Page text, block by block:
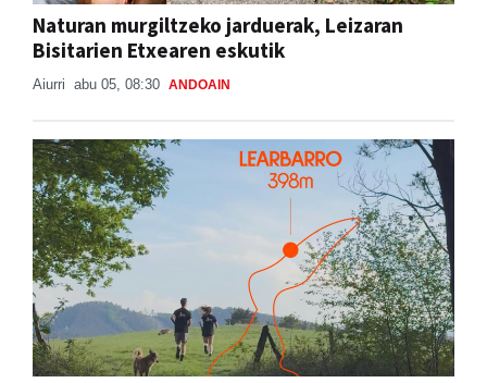
Naturan murgiltzeko jarduerak, Leizaran
Bisitarien Etxearen eskutik
Aiurri abu 05, 08:30 ANDOAIN